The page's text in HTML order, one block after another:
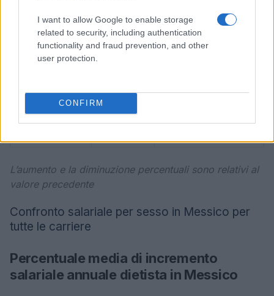
I want to allow Google to enable storage
related to security, including authentication
functionality and fraud prevention, and other
user protection.
CONFIRM
sulla retribuzione, in realtà lo fa. Quindi chi viene
pagato di più: uomini o donne? I dipendenti dietisti
maschi in Messico guadagnano in media il 14% in
Maschio
L’aumento e la diminuzione percentuali sono relativi al
valore precedente
Confronto salariale per sesso in Messico per
tutte le carriere
Percentuale media di incremento
salariale annuale dietista in Messico